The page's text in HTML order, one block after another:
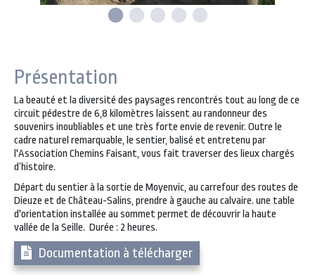
Présentation
La beauté et la diversité des paysages rencontrés tout au long de ce
circuit pédestre de 6,8 kilomètres laissent au randonneur des
souvenirs inoubliables et une très forte envie de revenir. Outre le
cadre naturel remarquable, le sentier, balisé et entretenu par
l'Association Chemins Faisant, vous fait traverser des lieux chargés
d’histoire.
Départ du sentier à la sortie de Moyenvic, au carrefour des routes de
Dieuze et de Château-Salins, prendre à gauche au calvaire. une table
d'orientation installée au sommet permet de découvrir la haute
vallée de la Seille. Durée : 2 heures.
Documentation à télécharger